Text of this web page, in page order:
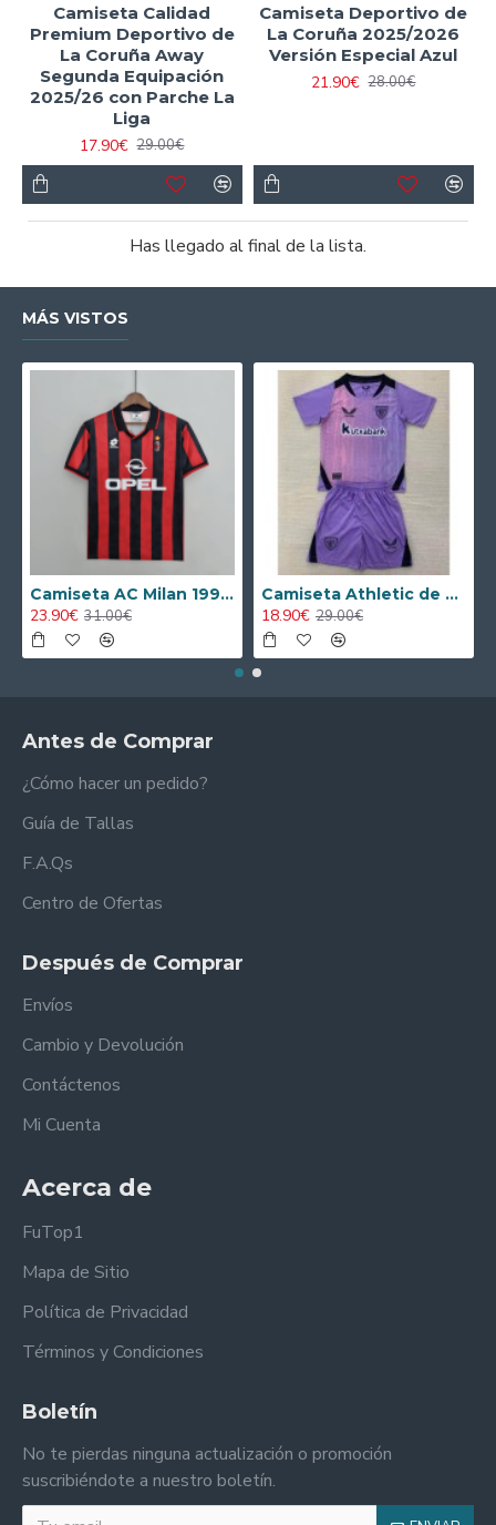
Camiseta Calidad
Premium Deportivo de
La Coruña Away
Segunda Equipación
2025/26 con Parche La
Liga
17.90€ 29.00€
Camiseta Deportivo de
La Coruña 2025/2026
Versión Especial Azul
21.90€ 28.00€
Has llegado al final de la lista.
MÁS VISTOS
Camiseta AC Milan 1995/1996 Local Retro
23.90€ 31.00€
Camiseta Athletic de Bilbao 2024/2025 Alternativo Niño Kit
18.90€ 29.00€
Antes de Comprar
¿Cómo hacer un pedido?
Guía de Tallas
F.A.Qs
Centro de Ofertas
Después de Comprar
Envíos
Cambio y Devolución
Contáctenos
Mi Cuenta
Acerca de
FuTop1
Mapa de Sitio
Política de Privacidad
Términos y Condiciones
Boletín
No te pierdas ninguna actualización o promoción
suscribiéndote a nuestro boletín.